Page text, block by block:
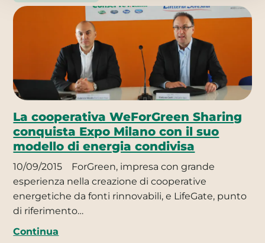
La cooperativa WeForGreen Sharing
conquista Expo Milano con il suo
modello di energia condivisa
10/09/2015
ForGreen, impresa con grande
esperienza nella creazione di cooperative
energetiche da fonti rinnovabili, e LifeGate, punto
di riferimento…
Continua